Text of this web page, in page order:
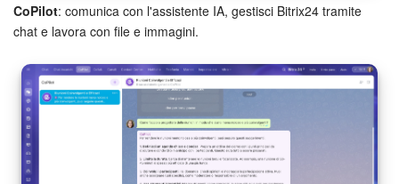
Bitrix24 On-Premise
Bitrix24 Messenger
Domande generali
CoPilot: comunica con l'assistente IA, gestisci Bitrix24 tramite
chat e lavora con file e immagini.